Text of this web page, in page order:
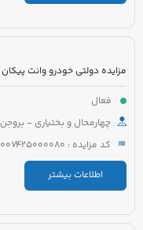
فعال
چهارمحال و بختیاری - بروجن
کد مزایده : 5221007425000080
اطلاعات بیشتر